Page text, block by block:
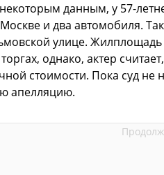
данным, у 57-
и два автомобиля.
улице. Жилплощадь
однако, актер
стоимости. Пока суд не
апелляцию.